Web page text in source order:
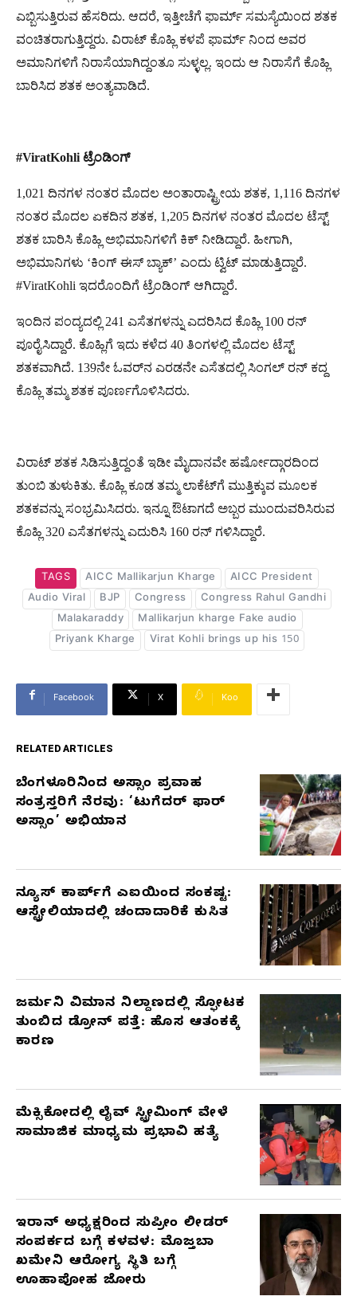
ಎಬ್ಬಿಸುತ್ತಿರುವ ಹೆಸರಿದು. ಆದರೆ, ಇತ್ತೀಚೆಗೆ ಫಾರ್ಮ್ ಸಮಸ್ಯೆಯಿಂದ ಶತಕ
ವಂಚಿತರಾಗುತ್ತಿದ್ದರು. ವಿರಾಟ್ ಕೊಹ್ಲಿ ಕಳಪೆ ಫಾರ್ಮ್ ನಿಂದ ಅವರ
ಅಮಾನಿಗಳಿಗೆ ನಿರಾಸೆಯಾಗಿದ್ದಂತೂ ಸುಳ್ಳಲ್ಲ. ಇಂದು ಆ ನಿರಾಸೆಗೆ ಕೊಹ್ಲಿ
ಬಾರಿಸಿದ ಶತಕ ಅಂತ್ಯವಾಡಿದೆ.
#ViratKohli ಟ್ರೆಂಡಿಂಗ್
1,021 ದಿನಗಳ ನಂತರ ಮೊದಲ ಅಂತಾರಾಷ್ಟ್ರೀಯ ಶತಕ, 1,116 ದಿನಗಳ
ನಂತರ ಮೊದಲ ಏಕದಿನ ಶತಕ, 1,205 ದಿನಗಳ ನಂತರ ಮೊದಲ ಟೆಸ್ಟ್
ಶತಕ ಬಾರಿಸಿ ಕೊಹ್ಲಿ ಅಭಿಮಾನಿಗಳಿಗೆ ಕಿಕ್ ನೀಡಿದ್ದಾರೆ. ಹೀಗಾಗಿ,
ಅಭಿಮಾನಿಗಳು ‘ಕಿಂಗ್ ಈಸ್ ಬ್ಯಾಕ್’ ಎಂದು ಟ್ವಿಟ್ ಮಾಡುತ್ತಿದ್ದಾರೆ.
#ViratKohli ಇದರೊಂದಿಗೆ ಟ್ರೆಂಡಿಂಗ್ ಆಗಿದ್ದಾರೆ.
ಇಂದಿನ ಪಂದ್ಯದಲ್ಲಿ 241 ಎಸೆತಗಳನ್ನು ಎದರಿಸಿದ ಕೊಹ್ಲಿ 100 ರನ್
ಪೂರೈಸಿದ್ದಾರೆ. ಕೊಹ್ಲಿಗೆ ಇದು ಕಳೆದ 40 ತಿಂಗಳಲ್ಲಿ ಮೊದಲ ಟೆಸ್ಟ್
ಶತಕವಾಗಿದೆ. 139ನೇ ಓವರ್‌ನ ಎರಡನೇ ಎಸೆತದಲ್ಲಿ ಸಿಂಗಲ್ ರನ್ ಕದ್ದ
ಕೊಹ್ಲಿ ತಮ್ಮ ಶತಕ ಪೂರ್ಣಗೊಳಿಸಿದರು.
ವಿರಾಟ್ ಶತಕ ಸಿಡಿಸುತ್ತಿದ್ದಂತೆ ಇಡೀ ಮೈದಾನವೇ ಹರ್ಷೋದ್ಗಾರದಿಂದ
ತುಂಬಿ ತುಳುಕಿತು. ಕೊಹ್ಲಿ ಕೂಡ ತಮ್ಮ ಲಾಕೆಟ್‌ಗೆ ಮುತ್ತಿಕ್ಕುವ ಮೂಲಕ
ಶತಕವನ್ನು ಸಂಭ್ರಮಿಸಿದರು. ಇನ್ನೂ ಔಟಾಗದೆ ಅಬ್ಬರ ಮುಂದುವರಿಸಿರುವ
ಕೊಹ್ಲಿ 320 ಎಸೆತಗಳನ್ನು ಎದುರಿಸಿ 160 ರನ್ ಗಳಿಸಿದ್ದಾರೆ.
TAGS AICC Mallikarjun Kharge
AICC President
Audio Viral
BJP Congress
Congress Rahul Gandhi
Malakaraddy
Mallikarjun kharge Fake audio
Priyank Kharge
Virat Kohli brings up his 150
Facebook X Koo
RELATED ARTICLES
RELATED
ARTICLES
ಬೆಂಗಳೂರಿನಿಂದ ಅಸ್ಸಾಂ ಪ್ರವಾಹ
ಸಂತ್ರಸ್ತರಿಗೆ ನೆರವು: ‘ಟುಗೆದರ್ ಫಾರ್
ಅಸ್ಸಾಂ’ ಅಭಿಯಾನ
ನ್ಯೂಸ್ ಕಾರ್ಪ್‌ಗೆ ಎಐಯಿಂದ ಸಂಕಷ್ಟ:
ಆಸ್ಟ್ರೇಲಿಯಾದಲ್ಲಿ ಚಂದಾದಾರಿಕೆ ಕುಸಿತ
ಜರ್ಮನಿ ವಿಮಾನ ನಿಲ್ದಾಣದಲ್ಲಿ ಸ್ಫೋಟಕ
ತುಂಬಿದ ಡ್ರೋನ್ ಪತ್ತೆ: ಹೊಸ ಆತಂಕಕ್ಕೆ
ಕಾರಣ
ಮೆಕ್ಸಿಕೋದಲ್ಲಿ ಲೈವ್ ಸ್ಟ್ರೀಮಿಂಗ್ ವೇಳೆ
ಸಾಮಾಜಿಕ ಮಾಧ್ಯಮ ಪ್ರಭಾವಿ ಹತ್ಯೆ
ಇರಾನ್ ಅಧ್ಯಕ್ಷರಿಂದ ಸುಪ್ರೀಂ ಲೀಡರ್
ಸಂಪರ್ಕದ ಬಗ್ಗೆ ಕಳವಳ: ಮೊಜ್ತಬಾ
ಖಮೇನಿ ಆರೋಗ್ಯ ಸ್ಥಿತಿ ಬಗ್ಗೆ
ಊಹಾಪೋಹ ಜೋರು